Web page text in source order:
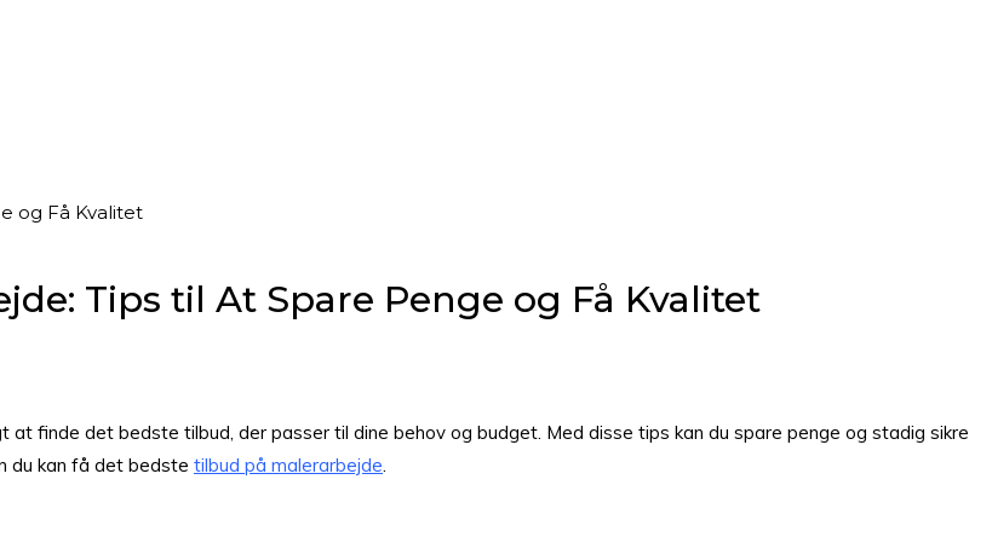
og Få Kvalitet
Tips til At Spare Penge og Få Kvalitet
finde det bedste tilbud, der passer til dine behov og budget. Med disse tips kan du spare penge og stadig sikre
du kan få det bedste tilbud på malerarbejde